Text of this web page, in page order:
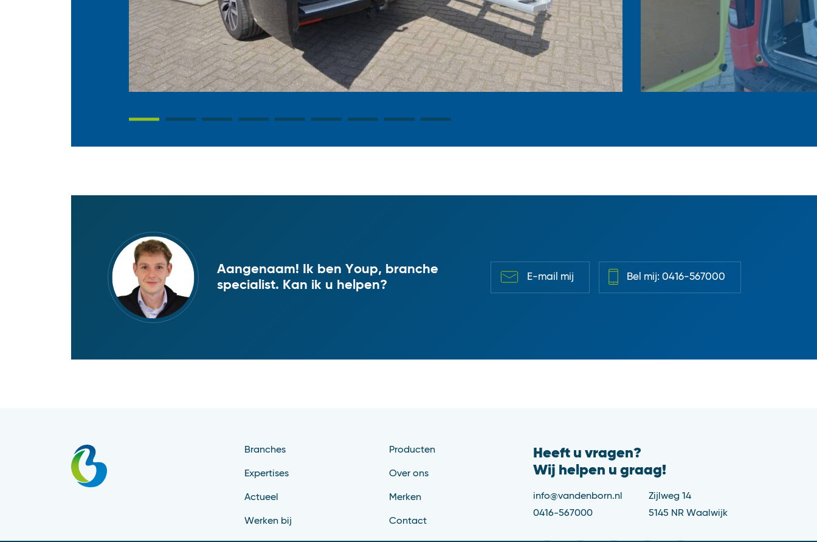
Aangenaam! Ik ben Youp, branche
specialist. Kan ik u helpen?
E-mail mij Bel mij: 0416-567000
Branches
Expertises
Actueel
Werken bij
Producten
Over ons
Merken
Contact
Heeft u vragen?
Wij helpen u graag!
info@vandenborn.nl
0416-567000
Zijlweg 14
5145 NR Waalwijk